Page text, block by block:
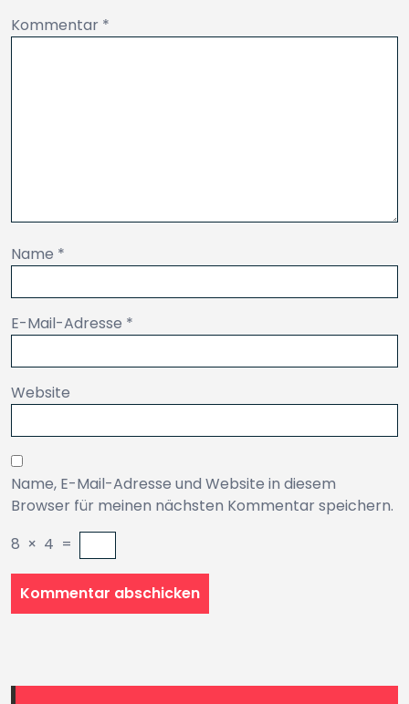
Kommentar *
Name *
E-Mail-Adresse *
Website
Name, E-Mail-Adresse und Website in diesem
Browser für meinen nächsten Kommentar speichern.
8 × 4 =